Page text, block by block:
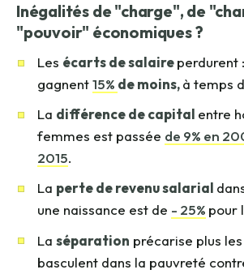
Inégalités de "charge", de
"pouvoir" économiques ?
Les écarts de salaireperdurent :
gagnent15% de moins,à temps
La différence de capital entre
femmes est passée de 9% en
2015.
La perte de revenu salarial
une naissance est de - 25% pour
La séparation précarise plus
basculent dans la pauvreté